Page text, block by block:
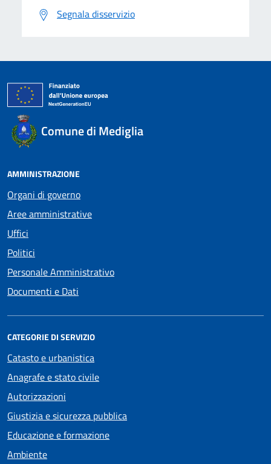
Segnala disservizio
Comune di Mediglia
AMMINISTRAZIONE
Organi di governo
Aree amministrative
Uffici
Politici
Personale Amministrativo
Documenti e Dati
CATEGORIE DI SERVIZIO
Catasto e urbanistica
Anagrafe e stato civile
Autorizzazioni
Giustizia e sicurezza pubblica
Educazione e formazione
Ambiente